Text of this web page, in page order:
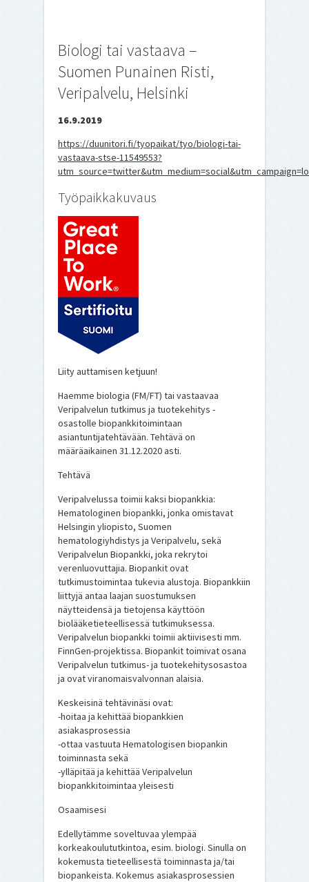
Biologi tai vastaava –
Suomen Punainen Risti,
Veripalvelu, Helsinki
16.9.2019
https://duunitori.fi/tyopaikat/tyo/biologi-tai-
vastaava-stse-11549553?
Työpaikkakuvaus
Liity auttamisen ketjuun!
Haemme biologia (FM/FT) tai vastaavaa
Veripalvelun tutkimus ja tuotekehitys -
osastolle biopankkitoimintaan
asiantuntijatehtävään. Tehtävä on
määräaikainen 31.12.2020 asti.
Tehtävä
Veripalvelussa toimii kaksi biopankkia:
Hematologinen biopankki, jonka omistavat
Helsingin yliopisto, Suomen
hematologiyhdistys ja Veripalvelu, sekä
Veripalvelun Biopankki, joka rekrytoi
verenluovuttajia. Biopankit ovat
tutkimustoimintaa tukevia alustoja. Biopankkiin
liittyjä antaa laajan suostumuksen
näytteidensä ja tietojensa käyttöön
biolääketieteellisessä tutkimuksessa.
Veripalvelun biopankki toimii aktiivisesti mm.
FinnGen-projektissa. Biopankit toimivat osana
Veripalvelun tutkimus- ja tuotekehitysosastoa
ja ovat viranomaisvalvonnan alaisia.
Keskeisinä tehtävinäsi ovat:
-hoitaa ja kehittää biopankkien
asiakasprosessia
-ottaa vastuuta Hematologisen biopankin
toiminnasta sekä
-ylläpitää ja kehittää Veripalvelun
biopankkitoimintaa yleisesti
Osaamisesi
Edellytämme soveltuvaa ylempää
korkeakoulututkintoa, esim. biologi. Sinulla on
kokemusta tieteellisestä toiminnasta ja/tai
biopankeista. Kokemus asiakasprosessien